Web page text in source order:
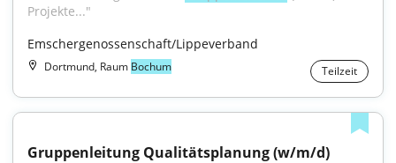
Projekte..."
Emschergenossenschaft/Lippeverband
Dortmund, Raum Bochum Teilzeit
Gruppenleitung Qualitätsplanung (w/m/d)